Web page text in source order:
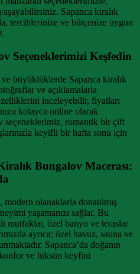
Sapanca kiralık
tercihlerinize ve bütçenize uygun
Seçeneklerimizi Keşfedin
büyüklüklerde Sapanca kiralık
ve açıklamalarla
inceleyebilir, fiyatları
kolayca online olarak
seçeneklerimiz, romantik bir çift
keyifli bir hafta sonu için
Bungalov Macerası:
modern olanaklarla donatılmış
yaşamanızı sağlar. Bu
mutfaklar, özel banyo ve teraslar
ayrıca; özel havuz, sauna ve
Sapanca’da doğanın
konfor ve lüksün keyfini